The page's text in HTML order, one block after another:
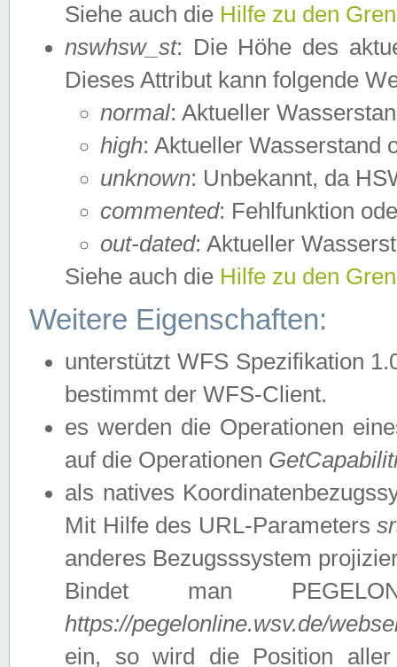
Siehe auch die Hilfe zu den
nswhsw_st: Die Höhe des
Dieses Attribut kann folgende
normal: Aktueller
high: Aktueller Wasserstand
unknown: Unbekannt, da
commented: Fehlfunktion
out-dated: Aktueller
Siehe auch die Hilfe zu den
Weitere Eigenschaften:
unterstützt WFS Spezifikation
bestimmt der WFS-Client.
es werden die Operationen
auf die Operationen
als natives
Mit Hilfe des URL-Parameters
anderes Bezugsssystem
Bindet man
https://pegelonline.wsv.de/
ein, so wird die Position